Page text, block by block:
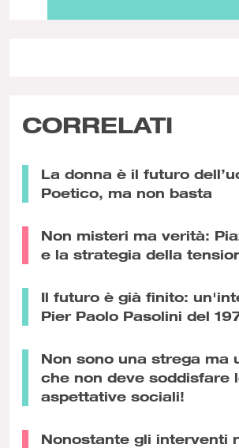
CORRELATI
La donna è il futuro
Poetico, ma non basta
Non misteri ma verità:
e la strategia della
Il futuro è già finito:
Pier Paolo Pasolini del
Non sono una strega ma
che non deve soddisfare
aspettative sociali!
Nonostante gli interventi